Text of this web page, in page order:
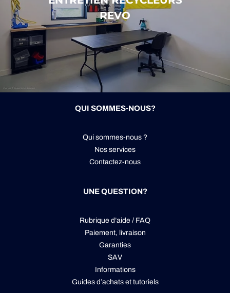
REVO
QUI SOMMES-NOUS?
Qui sommes-nous ?
Nos services
Contactez-nous
UNE QUESTION?
Rubrique d’aide / FAQ
Paiement, livraison
Garanties
SAV
Informations
Guides d’achats et tutoriels